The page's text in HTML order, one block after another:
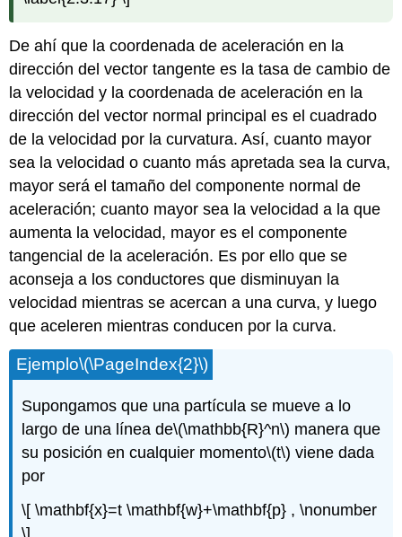
De ahí que la coordenada de aceleración en la
dirección del vector tangente es la tasa de cambio de
la velocidad y la coordenada de aceleración en la
dirección del vector normal principal es el cuadrado
de la velocidad por la curvatura. Así, cuanto mayor
sea la velocidad o cuanto más apretada sea la curva,
mayor será el tamaño del componente normal de
aceleración; cuanto mayor sea la velocidad a la que
aumenta la velocidad, mayor es el componente
tangencial de la aceleración. Es por ello que se
aconseja a los conductores que disminuyan la
velocidad mientras se acercan a una curva, y luego
que aceleren mientras conducen por la curva.
Ejemplo\(\PageIndex{2}\)
Supongamos que una partícula se mueve a lo
largo de una línea de\(\mathbb{R}^n\) manera que
su posición en cualquier momento\(t\) viene dada
por
\[ \mathbf{x}=t \mathbf{w}+\mathbf{p} , \nonumber